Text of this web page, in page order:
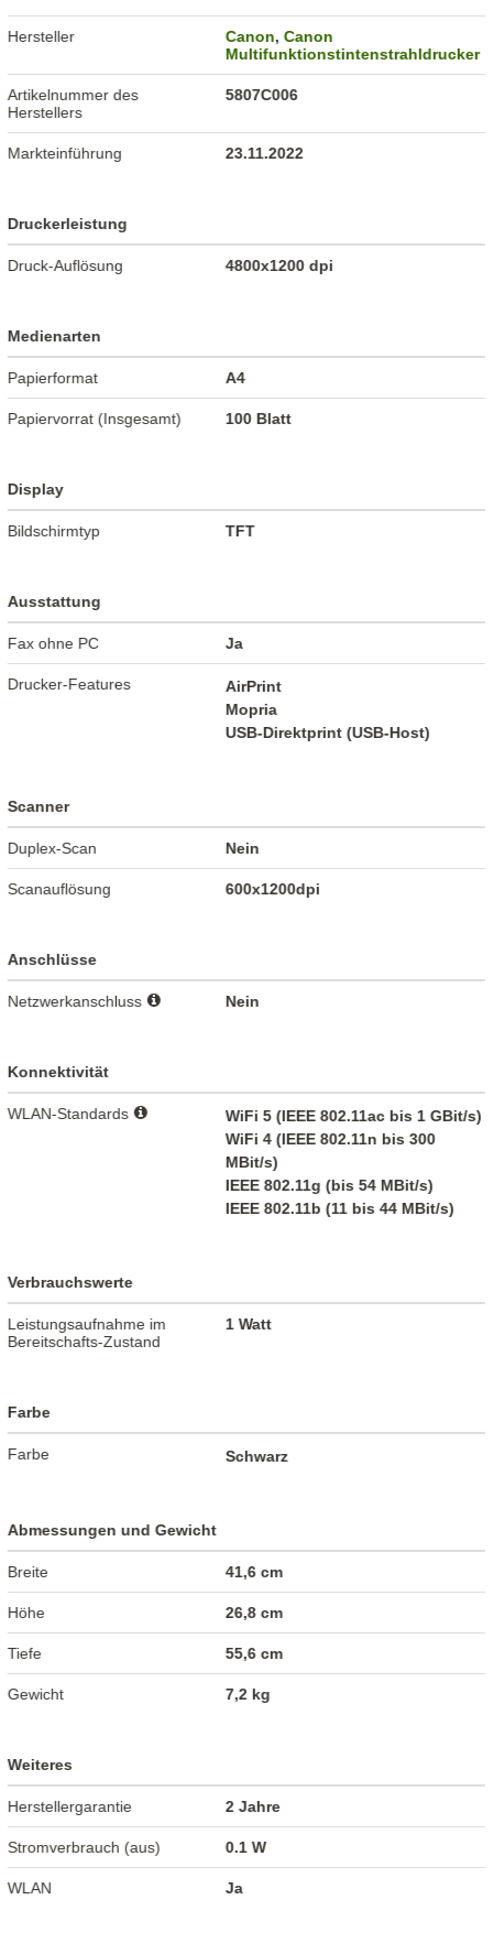
Hersteller Canon,Canon
Multifunktionstintenstrahldrucker
Artikelnummer des
Herstellers
5807C006
Markteinführung 23.11.2022
Druckerleistung
Druck-Auflösung 4800x1200 dpi
Medienarten
Papierformat A4
Papiervorrat (Insgesamt) 100 Blatt
Display
Bildschirmtyp TFT
Ausstattung
Fax ohne PC Ja
Drucker-Features
AirPrint
Mopria
USB-Direktprint (USB-Host)
Scanner
Duplex-Scan Nein
Scanauflösung 600x1200dpi
Anschlüsse
Netzwerkanschluss Nein
Konnektivität
WLAN-Standards
WiFi 5 (IEEE 802.11ac bis 1 GBit/s)
WiFi 4 (IEEE 802.11n bis 300
MBit/s)
IEEE 802.11g (bis 54 MBit/s)
IEEE 802.11b (11 bis 44 MBit/s)
Verbrauchswerte
Leistungsaufnahme im
Bereitschafts-Zustand
1 Watt
Farbe
Farbe Schwarz
Abmessungen und Gewicht
Breite 41,6 cm
Höhe 26,8 cm
Tiefe 55,6 cm
Gewicht 7,2 kg
Weiteres
Herstellergarantie 2 Jahre
Stromverbrauch (aus) 0.1 W
WLAN Ja